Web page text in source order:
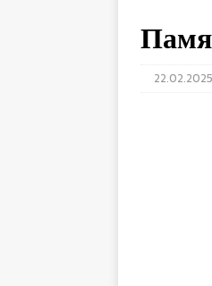
22.02.2025